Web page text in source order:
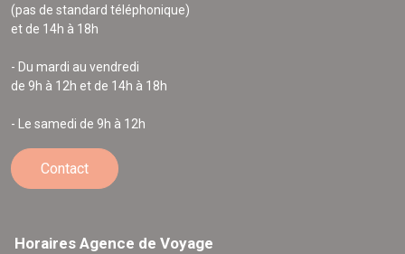
(pas de standard téléphonique)
et de 14h à 18h
- Du mardi au vendredi
de 9h à 12h et de 14h à 18h
- Le samedi de 9h à 12h
Contact
Horaires Agence de Voyage